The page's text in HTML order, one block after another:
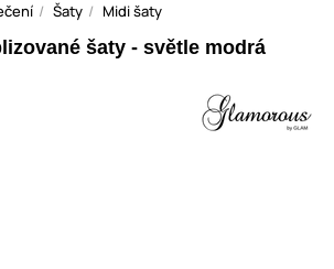
Šaty Midi šaty
šaty - světle modrá